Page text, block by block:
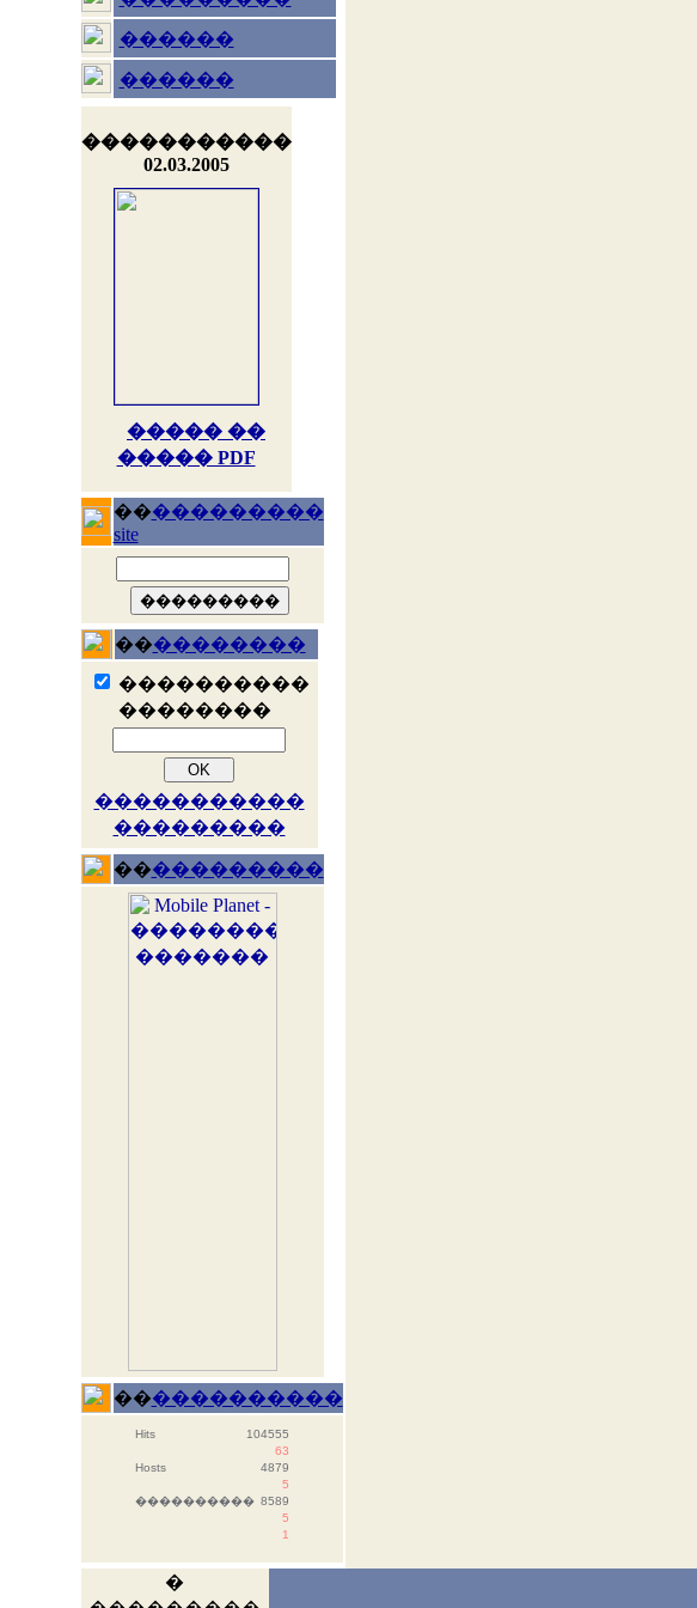
������
������
�����������
02.03.2005
����� ��
����� PDF
�����������
site
����������
����������
��������
�����������
���������
�����������
������������
Hits
104555
63
Hosts
4879
5
���������� 8589
5
1
�